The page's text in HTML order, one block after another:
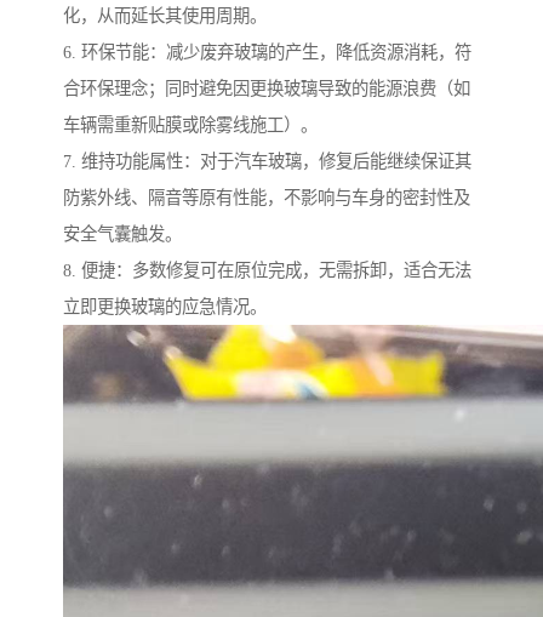
化，从而延长其使用周期。
6. 环保节能：减少废弃玻璃的产生，降低资源消耗，符
合环保理念；同时避免因更换玻璃导致的能源浪费（如
车辆需重新贴膜或除雾线施工）。
7. 维持功能属性：对于汽车玻璃，修复后能继续保证其
防紫外线、隔音等原有性能，不影响与车身的密封性及
安全气囊触发。
8. 便捷：多数修复可在原位完成，无需拆卸，适合无法
立即更换玻璃的应急情况。